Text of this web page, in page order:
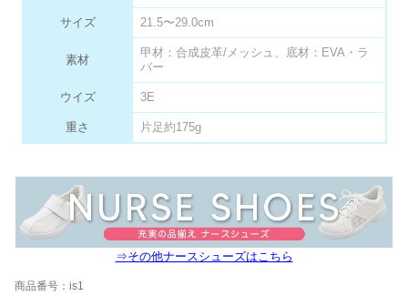
サイズ 21.5〜29.0cm
素材
甲材：合成皮革/メッシュ、底材：EVA・ラ
バー
ウイズ 3E
重さ 片足約175g
⇒その他ナースシューズはこちら
商品番号：is1